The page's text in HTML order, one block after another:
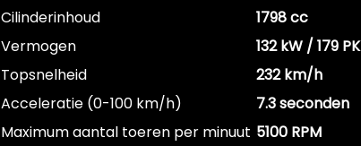
Cilinderinhoud
1798 cc
Vermogen
132 kW / 179 PK
Topsnelheid
232 km/h
Acceleratie (0-100 km/h)
7.3 seconden
Maximum aantal toeren per minuut 5100 RPM